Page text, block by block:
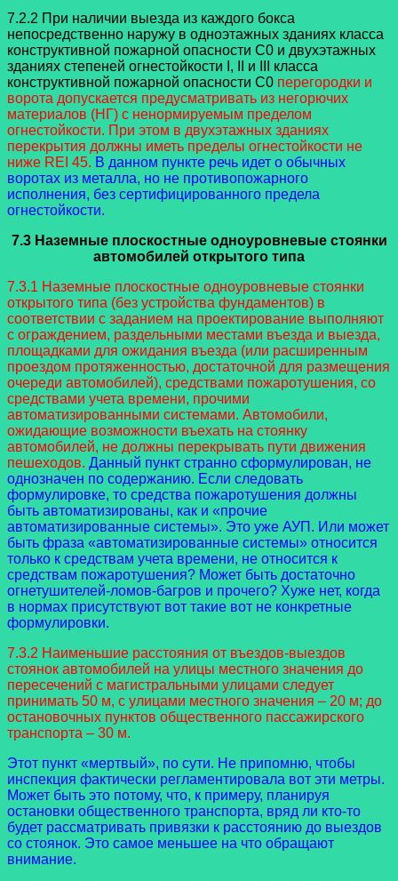
7.2.2 При наличии выезда из каждого бокса
непосредственно наружу в одноэтажных зданиях класса
конструктивной пожарной опасности С0 и двухэтажных
зданиях степеней огнестойкости I, II и III класса
конструктивной пожарной опасности С0 перегородки и
ворота допускается предусматривать из негорючих
материалов (НГ) с ненормируемым пределом
огнестойкости. При этом в двухэтажных зданиях
перекрытия должны иметь пределы огнестойкости не
ниже REI 45. В данном пункте речь идет о обычных
воротах из металла, но не противопожарного
исполнения, без сертифицированного предела
огнестойкости.
7.3 Наземные плоскостные одноуровневые стоянки
автомобилей открытого типа
7.3.1 Наземные плоскостные одноуровневые стоянки
открытого типа (без устройства фундаментов) в
соответствии с заданием на проектирование выполняют
с ограждением, раздельными местами въезда и выезда,
площадками для ожидания въезда (или расширенным
проездом протяженностью, достаточной для размещения
очереди автомобилей), средствами пожаротушения, со
средствами учета времени, прочими
автоматизированными системами. Автомобили,
ожидающие возможности въехать на стоянку
автомобилей, не должны перекрывать пути движения
пешеходов. Данный пункт странно сформулирован, не
однозначен по содержанию. Если следовать
формулировке, то средства пожаротушения должны
быть автоматизированы, как и «прочие
автоматизированные системы». Это уже АУП. Или может
быть фраза «автоматизированные системы» относится
только к средствам учета времени, не относится к
средствам пожаротушения? Может быть достаточно
огнетушителей-ломов-багров и прочего? Хуже нет, когда
в нормах присутствуют вот такие вот не конкретные
формулировки.
7.3.2 Наименьшие расстояния от въездов-выездов
стоянок автомобилей на улицы местного значения до
пересечений с магистральными улицами следует
принимать 50 м, с улицами местного значения – 20 м; до
остановочных пунктов общественного пассажирского
транспорта – 30 м.
Этот пункт «мертвый», по сути. Не припомню, чтобы
инспекция фактически регламентировала вот эти метры.
Может быть это потому, что, к примеру, планируя
остановки общественного транспорта, вряд ли кто-то
будет рассматривать привязки к расстоянию до выездов
со стоянок. Это самое меньшее на что обращают
внимание.